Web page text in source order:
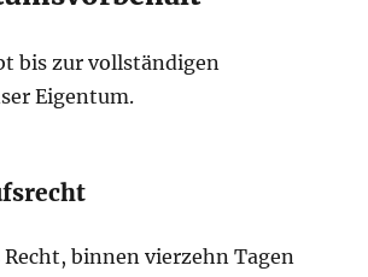
bis zur vollständigen
Eigentum.
Recht, binnen vierzehn Tagen